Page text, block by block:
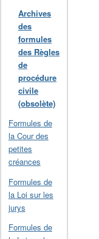
Archives
des
formules
des Règles
de
procédure
civile
(obsolète)
Formules de
la Cour des
petites
créances
Formules de
la Loi sur les
jurys
Formules de